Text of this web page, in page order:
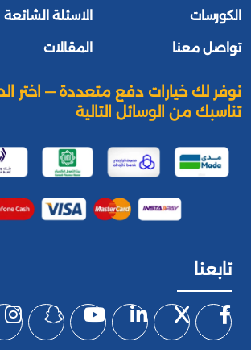
الكورسات الاسئلة الشائعة
تواصل معنا المقالات
نوفر لك خيارات دفع متعددة — اختر
تناسبك من الوسائل التالية
تابعنا